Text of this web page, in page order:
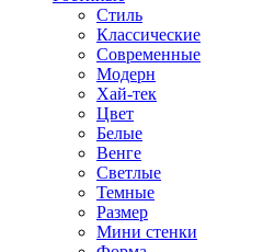
Стиль
Классические
Современные
Модерн
Хай-тек
Цвет
Белые
Венге
Светлые
Темные
Размер
Мини стенки